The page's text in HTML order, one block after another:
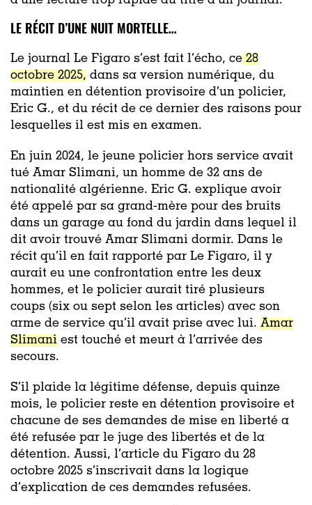
LE RÉCIT D’UNE NUIT MORTELLE…
Le journal Le Figaro s’est fait l’écho, ce 28
octobre 2025, dans sa version numérique, du
maintien en détention provisoire d’un policier,
Eric G., et du récit de ce dernier des raisons pour
lesquelles il est mis en examen.
En juin 2024, le jeune policier hors service avait
tué Amar Slimani, un homme de 32 ans de
nationalité algérienne. Eric G. explique avoir
été appelé par sa grand-mère pour des bruits
dans un garage au fond du jardin dans lequel il
dit avoir trouvé Amar Slimani dormir. Dans le
récit qu’il en fait rapporté par Le Figaro, il y
aurait eu une confrontation entre les deux
hommes, et le policier aurait tiré plusieurs
coups (six ou sept selon les articles) avec son
arme de service qu’il avait prise avec lui. Amar
Slimani est touché et meurt à l’arrivée des
secours.
S’il plaide la légitime défense, depuis quinze
mois, le policier reste en détention provisoire et
chacune de ses demandes de mise en liberté a
été refusée par le juge des libertés et de la
détention. Aussi, l’article du Figaro du 28
octobre 2025 s’inscrivait dans la logique
d’explication de ces demandes refusées.